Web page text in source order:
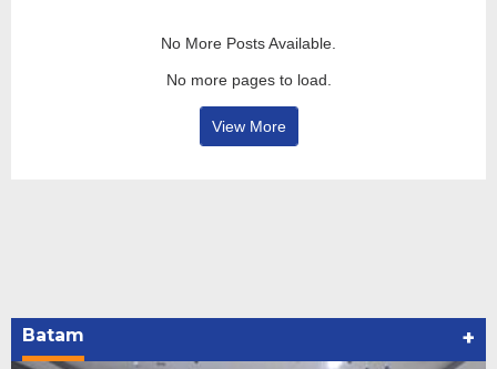
No More Posts Available.
No more pages to load.
View More
Batam +